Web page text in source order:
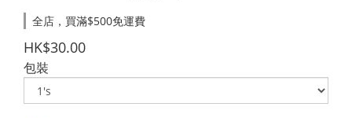
全店，買滿$500免運費
HK$30.00
包裝